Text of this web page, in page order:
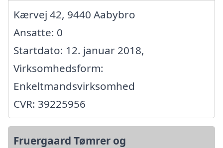
Kærvej 42, 9440 Aabybro
Ansatte: 0
Startdato: 12. januar 2018,
Virksomhedsform:
Enkeltmandsvirksomhed
CVR: 39225956
Fruergaard Tømrer og